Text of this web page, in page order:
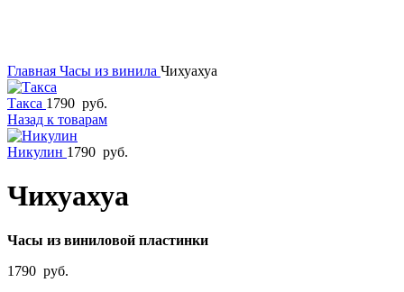
Главная Часы из винила Чихуахуа
Такса 1790 руб.
Назад к товарам
Никулин 1790 руб.
Чихуахуа
Часы из виниловой пластинки
1790 руб.